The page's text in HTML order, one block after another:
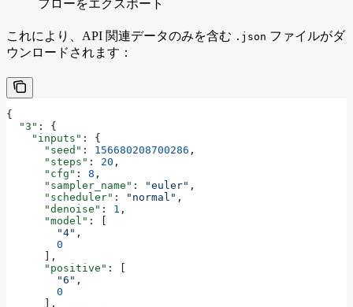
フローをエクスポート
これにより、API 関連データのみを含む .json ファイルがダ
ウンロードされます：
{
  "3"
: {
    "inputs"
: {
      "seed"
: 156680208700286 ,
      "steps"
: 20 ,
      "cfg"
: 8 ,
      "sampler_name"
: "euler" ,
      "scheduler"
: "normal" ,
      "denoise"
: 1 ,
      "model"
: [
        "4"
,
        0
      ],
      "positive"
: [
        "6"
,
        0
      ],